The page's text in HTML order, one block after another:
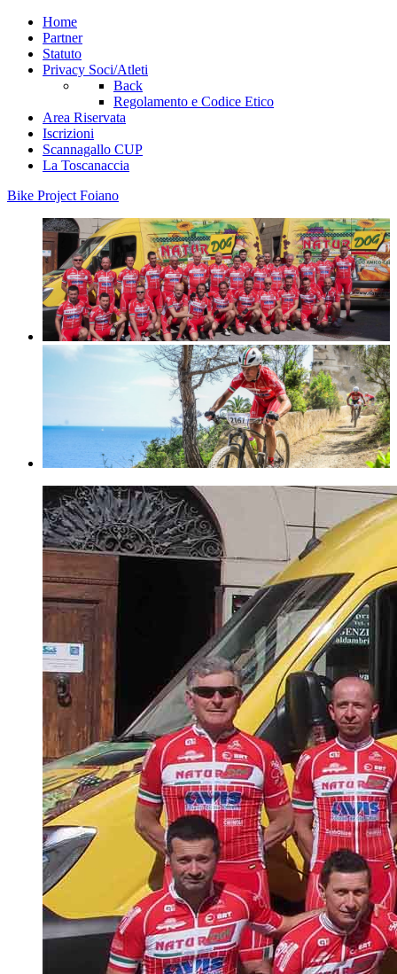
Home
Partner
Statuto
Privacy Soci/Atleti
Back
Regolamento e Codice Etico
Area Riservata
Iscrizioni
Scannagallo CUP
La Toscanaccia
Bike Project Foiano